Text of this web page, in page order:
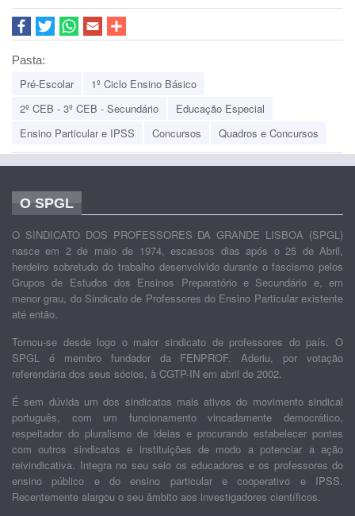
Pasta:
Pré-Escolar
1º Ciclo Ensino Básico
2º CEB - 3º CEB - Secundário
Educação Especial
Ensino Particular e IPSS
Concursos Quadros e Concursos
O SPGL
O SINDICATO DOS PROFESSORES DA GRANDE LISBOA (SPGL)
nasce em 2 de maio de 1974, escassos dias após o 25 de Abril,
herdeiro sobretudo do trabalho desenvolvido durante o fascismo pelos
Grupos de Estudos dos Ensinos Preparatório e Secundário e, em
menor grau, do Sindicato de Professores do Ensino Particular existente
até então.
Tornou-se desde logo o maior sindicato de professores do país. O
SPGL é membro fundador da FENPROF. Aderiu, por votação
referendária dos seus sócios, à CGTP-IN em abril de 2002.
É sem dúvida um dos sindicatos mais ativos do movimento sindical
português, com um funcionamento vincadamente democrático,
respeitador do pluralismo de ideias e procurando estabelecer pontes
com outros sindicatos e instituições de modo a potenciar a ação
reivindicativa. Integra no seu seio os educadores e os professores do
ensino público e do ensino particular e cooperativo e IPSS.
Recentemente alargou o seu âmbito aos investigadores científicos.